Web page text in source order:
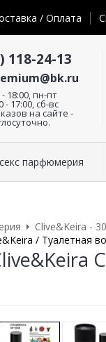
/ Оплата
118-24-13
- 18:00, пн-пт
- 17:00, сб-вс
на сайте -
парфюмерия
Clive&Keira -
/ Туалетная